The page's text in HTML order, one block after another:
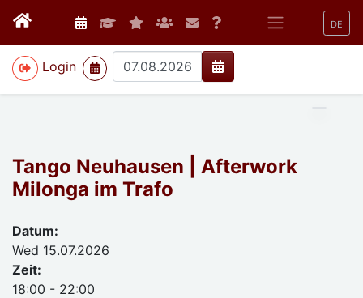
DE
Login
>
Tango Neuhausen | Afterwork
Milonga im Trafo
Datum:
Wed 15.07.2026
Zeit:
18:00 - 22:00